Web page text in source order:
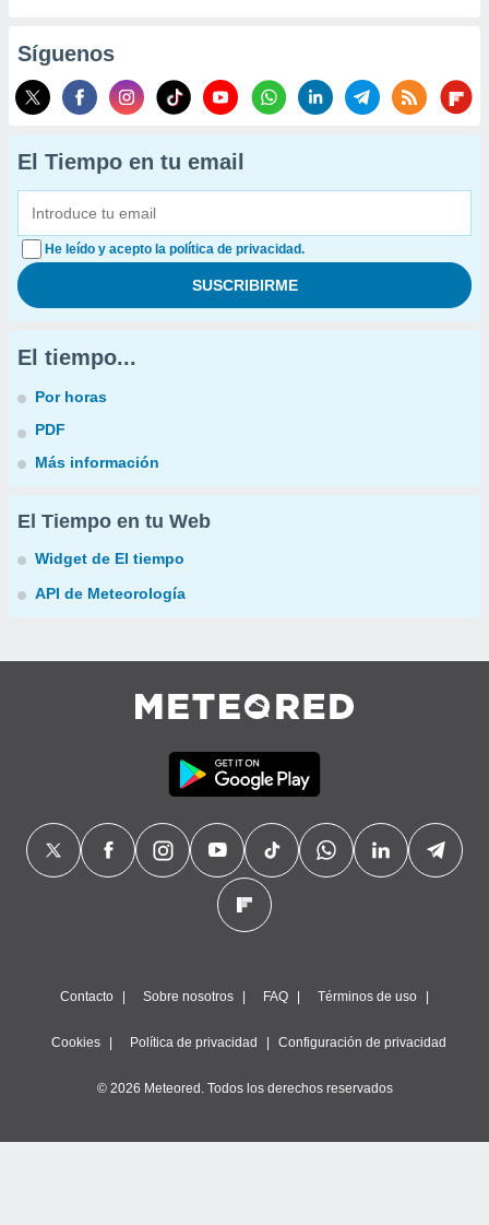
Síguenos
El Tiempo en tu email
He leído y acepto la política de privacidad.
El tiempo...
Por horas
PDF
Más información
El Tiempo en tu Web
Widget de El tiempo
API de Meteorología
Contacto Sobre nosotros FAQ Términos de uso
Cookies Política de privacidad Configuración de privacidad
© 2026 Meteored. Todos los derechos reservados